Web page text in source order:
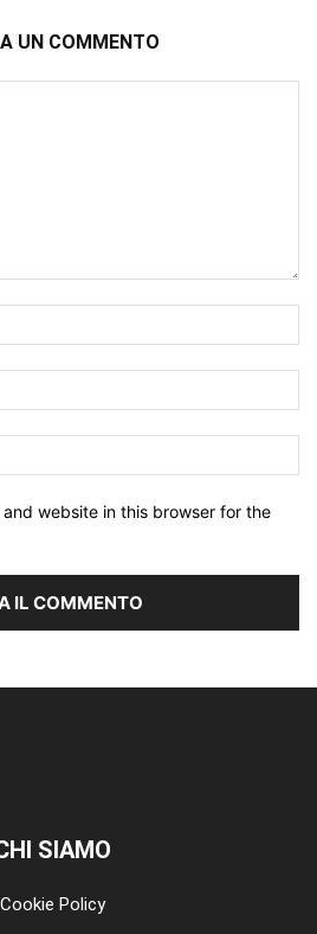
UN COMMENTO
and website in this browser for the
SIAMO
Cookie Policy